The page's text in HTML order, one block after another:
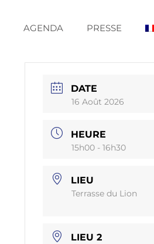
AGENDA PRESSE
DATE
16 Août 2026
HEURE
15h00 - 16h30
LIEU
Terrasse du Lion
LIEU 2